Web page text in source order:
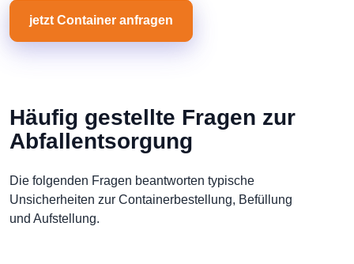
jetzt Container anfragen
Häufig gestellte Fragen zur
Abfallentsorgung
Die folgenden Fragen beantworten typische
Unsicherheiten zur Containerbestellung, Befüllung
und Aufstellung.